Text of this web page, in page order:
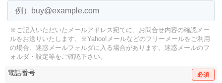
※ご記入いただいたメールアドレス宛てに、お問合せ内容の確認メー
ルをお送りいたします。
※Yahoo!メールなどのフリーメールをご利用
の場合、迷惑メールフォルダに入る場合があります。 迷惑メールのフ
ォルダ・設定等をご確認下さい。
電話番号 必須